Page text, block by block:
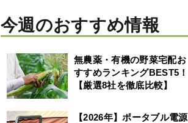
今週のおすすめ情報
無農薬・有機の野菜宅配お
すすめランキングBEST5！
【厳選8社を徹底比較】
【2026年】ポータブル電源